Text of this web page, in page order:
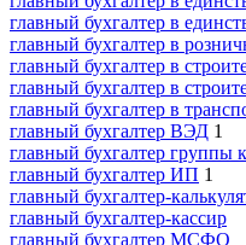
главный бухгалтер в
главный бухгалтер в
главный бухгалтер в
главный бухгалтер в
главный бухгалтер в
главный бухгалтер ВЭД 1
главный бухгалтер группы
главный бухгалтер ИП 1
главный бухгалтер-
главный бухгалтер-кассир
главный бухгалтер МСФО